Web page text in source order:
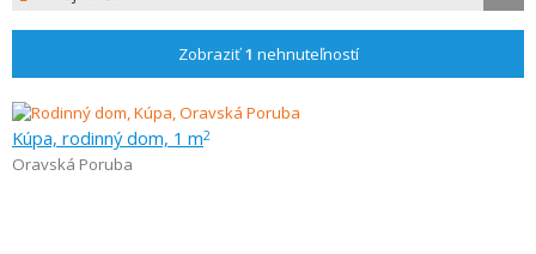
Zobraziť1 nehnuteľností
Kúpa, rodinný dom, 1 m2
Oravská Poruba